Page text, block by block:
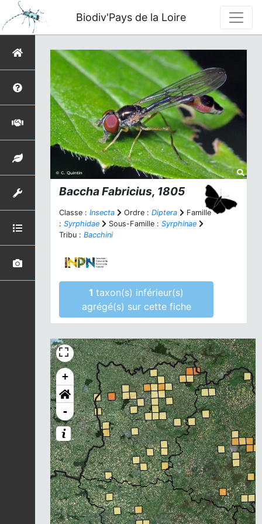
Biodiv'Pays de la Loire
BacchaFabricius, 1805
Classe : Insecta Ordre : Diptera
Famille
: Syrphidae Sous-Famille : Syrphinae
Tribu : Bacchini
1taxon(s) inférieur(s)
agrégé(s) sur cette fiche
+
-